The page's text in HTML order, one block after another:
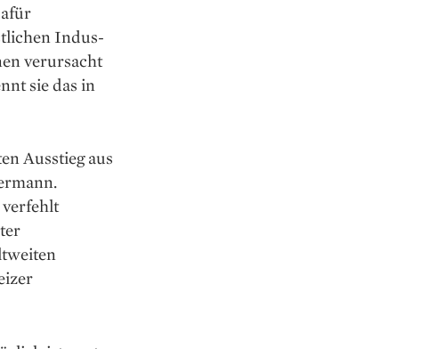
Indus­
verursacht
sie das in
Ausstieg aus
verfehlt